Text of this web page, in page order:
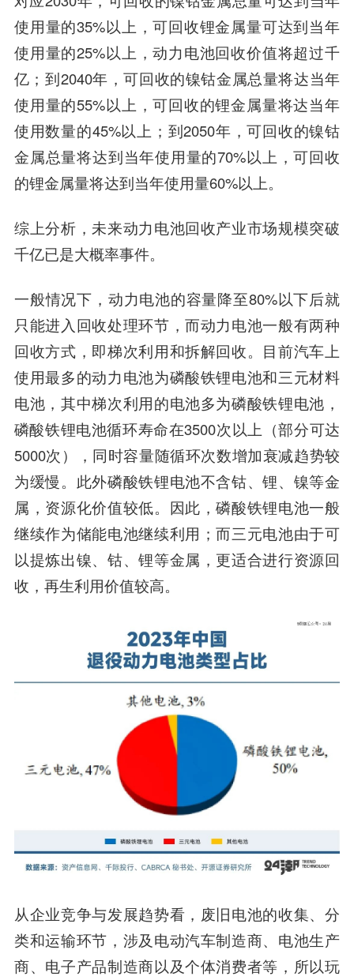
使用量的35%以上，可回收锂金属量可达到当年
使用量的25%以上，动力电池回收价值将超过千
亿；到2040年，可回收的镍钴金属总量将达当年
使用量的55%以上，可回收的锂金属量将达当年
使用数量的45%以上；到2050年，可回收的镍钴
金属总量将达到当年使用量的70%以上，可回收
的锂金属量将达到当年使用量60%以上。
综上分析，未来动力电池回收产业市场规模突破
千亿已是大概率事件。
一般情况下，动力电池的容量降至80%以下后就
只能进入回收处理环节，而动力电池一般有两种
回收方式，即梯次利用和拆解回收。目前汽车上
使用最多的动力电池为磷酸铁锂电池和三元材料
电池，其中梯次利用的电池多为磷酸铁锂电池，
磷酸铁锂电池循环寿命在3500次以上（部分可达
5000次），同时容量随循环次数增加衰减趋势较
为缓慢。此外磷酸铁锂电池不含钴、锂、镍等金
属，资源化价值较低。因此，磷酸铁锂电池一般
继续作为储能电池继续利用；而三元电池由于可
以提炼出镍、钴、锂等金属，更适合进行资源回
收，再生利用价值较高。
从企业竞争与发展趋势看，废旧电池的收集、分
类和运输环节，涉及电动汽车制造商、电池生产
商、电子产品制造商以及个体消费者等，所以玩